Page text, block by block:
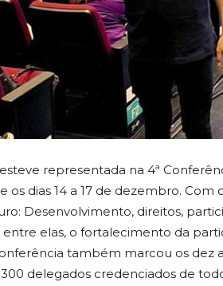
representada na 4ª
os dias 14 a 17 de dezembro.
Desenvolvimento, direitos,
entre elas, o fortalecimento da
também marcou os dez
delegados credenciados de